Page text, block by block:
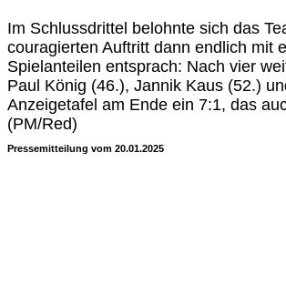
Im Schlussdrittel belohnte sich das
couragierten Auftritt dann endlich mit
Spielanteilen entsprach: Nach vier
Paul König (46.), Jannik Kaus (52.)
Anzeigetafel am Ende ein 7:1, das
(PM/Red)
Pressemitteilung vom 20.01.2025